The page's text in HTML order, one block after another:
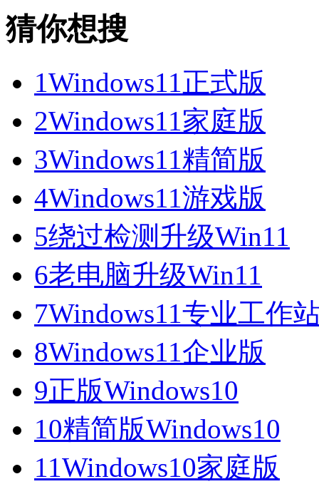
猜你想搜
1Windows11正式版
2Windows11家庭版
3Windows11精简版
4Windows11游戏版
5绕过检测升级Win11
6老电脑升级Win11
7Windows11专业工作
8Windows11企业版
9正版Windows10
10精简版Windows10
11Windows10家庭版